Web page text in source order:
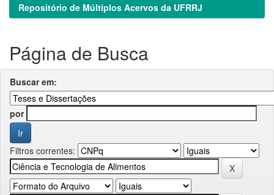
Repositório de Múltiplos Acervos da UFRRJ
Página de Busca
Buscar em:
por
Filtros correntes: